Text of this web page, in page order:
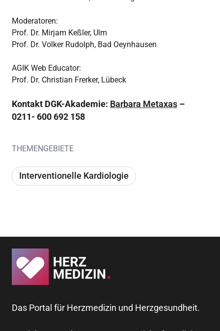
Moderatoren:
Prof. Dr. Mirjam Keßler, Ulm
Prof. Dr. Volker Rudolph, Bad Oeynhausen
AGIK Web Educator:
Prof. Dr. Christian Frerker, Lübeck
Kontakt DGK-Akademie: Barbara Metaxas –
0211- 600 692 158
THEMENGEBIETE
Interventionelle Kardiologie
Das Portal für Herzmedizin und Herzgesundheit.